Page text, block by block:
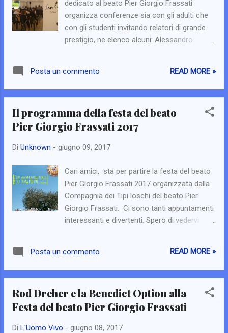
dedicato al beato Pier Giorgio Frassati
organizza conferenze sia con gli adulti che
con gli studenti invitando relatori di grande
prestigio, ne elenco alcuni: Alessandro
Socci, Gianfranco Amato, Paolo Gulisano,
Fausto Biloslavo, Piero Gheddo…il Vescovo
anniversario della fondazione ufficiale del
Circolo e i nostri amici hanno pensato di fare
celebrazione intorno alla figura del Beato
fondatore l'Avv.to Marco Sermarini è stato
invitato a parlare di Pier Giorgio insieme alla
sig.ra Wanda Gawronska e l'Avv.to
Gianfranco Amato. Per l'occasione il
Vescovo Camisasca ha celebrato la Santa
loschi e..tosti!
Posta un commento READ MORE »
Il programma della festa del beato
Pier Giorgio Frassati 2017
Di Unknown - giugno 09, 2017
Cari amici, sta per partire la festa del beato
Pier Giorgio Frassati 2017 organizzata dalla
Compagnia dei Tipi loschi del beato Pier
Giorgio Frassati. Ci sono tanti appuntamenti
interessanti e divertenti. Spero di vedervi
https://www.facebook.com/festapiergiorgiof
rassati/ e il nostro sito
troverete gli eventi e gli aggiornamenti. Vi
aspettiamo!
Posta un commento READ MORE »
Rod Dreher e la Benedict Option alla
Festa del beato Pier Giorgio Frassati
Di L'Uomo Vivo - giugno 08, 2017